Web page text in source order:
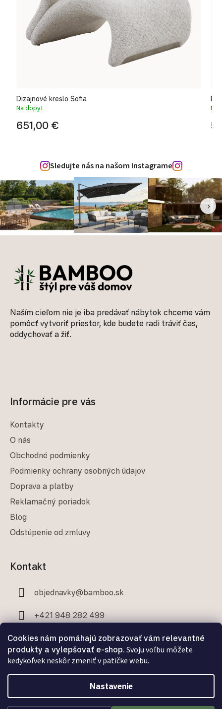
Cookies nám pomáhajú zobrazovať vám relevantné
produkty a vylepšovať e-shop. Svoju voľbu môžete
kedykoľvek neskôr zmeniť v pätičke webu.
Nastavenie
Dizajnové kreslo Sofia
Na dopyt
651,00 €
Na
Sledujte nás na našom Instagrame
‹ ›
Naším cieľom nie je iba predávať nábytok chceme vám
pomôcť vytvoriť priestor, kde budete radi tráviť čas,
oddychovať a žiť.
Informácie pre vás
Kontakty
O nás
Obchodné podmienky
Podmienky ochrany osobných údajov
Doprava a platby
Reklamačný poriadok
Blog
Odstúpenie od zmluvy
Kontakt
objednavky@bamboo.sk
+421 948 282 499
+421 907 706 329
Facebook